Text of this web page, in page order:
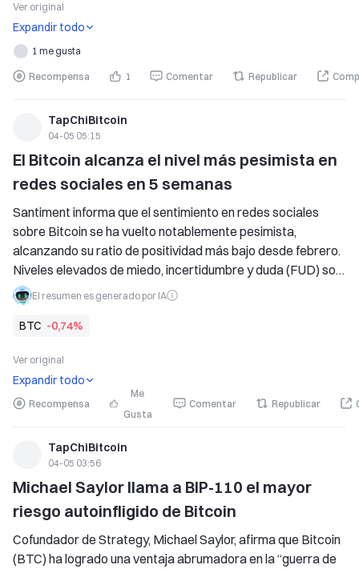
Ver original
Expandir todo
1 me gusta
Recompensa 1 Comentar Republicar
TapChiBitcoin
04-05 05:15
El Bitcoin alcanza el nivel más pesimista en
redes sociales en 5 semanas
Santiment informa que el sentimiento en redes sociales
sobre Bitcoin se ha vuelto notablemente pesimista,
alcanzando su ratio de positividad más bajo desde febrero.
Niveles elevados de miedo, incertidumbre y duda (FUD) son
indicadores comunes de posibles rebotes de precio. A
pesar de que Bitcoin cotiza a la baja a $67,100, los
indicadores del mercado sugieren que persiste un
El resumen es generado por IA
BTC -0,74%
Ver original
Expandir todo
Recompensa
Me
Gusta
Comentar Republicar
TapChiBitcoin
04-05 03:56
Michael Saylor llama a BIP-110 el mayor
riesgo autoinfligido de Bitcoin
Cofundador de Strategy, Michael Saylor, afirma que Bitcoin
(BTC) ha logrado una ventaja abrumadora en la “guerra de